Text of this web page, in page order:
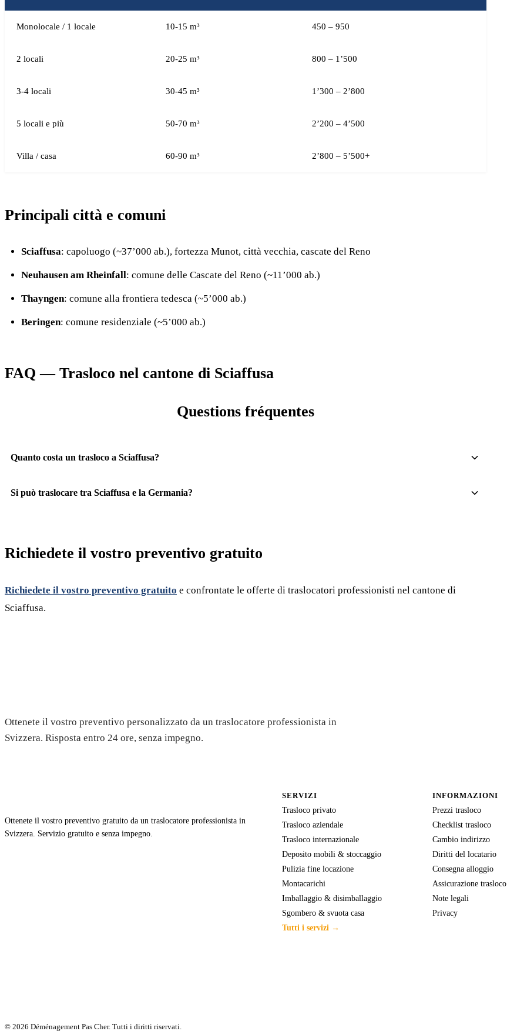
Monolocale / 1 locale 10-15 m³ 450 – 950
2 locali 20-25 m³ 800 – 1’500
3-4 locali 30-45 m³ 1’300 – 2’800
5 locali e più 50-70 m³ 2’200 – 4’500
Villa / casa 60-90 m³ 2’800 – 5’500+
Principali città e comuni
Sciaffusa: capoluogo (~37’000 ab.), fortezza Munot, città vecchia, cascate del Reno
Neuhausen am Rheinfall: comune delle Cascate del Reno (~11’000 ab.)
Thayngen: comune alla frontiera tedesca (~5’000 ab.)
Beringen: comune residenziale (~5’000 ab.)
FAQ — Trasloco nel cantone di Sciaffusa
Questions fréquentes
Quanto costa un trasloco a Sciaffusa?
Si può traslocare tra Sciaffusa e la Germania?
Richiedete il vostro preventivo gratuito
Richiedete il vostro preventivo gratuito e confrontate le offerte di traslocatori professionisti nel cantone di
Sciaffusa.
Ottenete il vostro preventivo personalizzato da un traslocatore professionista in
Svizzera. Risposta entro 24 ore, senza impegno.
Ottenete il vostro preventivo gratuito da un traslocatore professionista in
Svizzera. Servizio gratuito e senza impegno.
SERVIZI
Trasloco privato
Trasloco aziendale
Trasloco internazionale
Deposito mobili & stoccaggio
Pulizia fine locazione
Montacarichi
Imballaggio & disimballaggio
Sgombero & svuota casa
Tutti i servizi →
INFORMAZIONI
Prezzi trasloco
Checklist trasloco
Cambio indirizzo
Diritti del locatario
Consegna alloggio
Assicurazione trasloco
Note legali
Privacy
© 2026 Déménagement Pas Cher. Tutti i diritti riservati.